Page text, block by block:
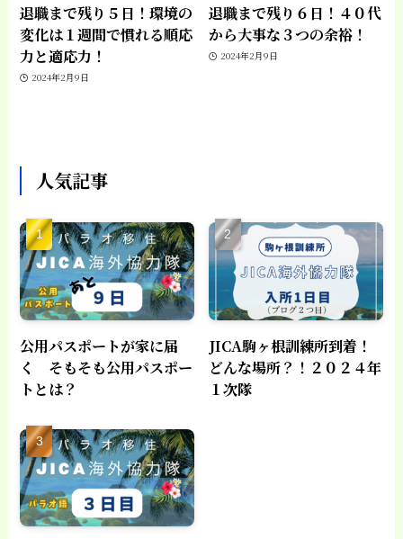
退職まで残り５日！環境の
変化は１週間で慣れる順応
力と適応力！
2024年2月9日
退職まで残り６日！４０代
から大事な３つの余裕！
2024年2月9日
人気記事
公用パスポートが家に届
く そもそも公用パスポー
トとは？
JICA駒ヶ根訓練所到着！
どんな場所？！２０２４年
１次隊